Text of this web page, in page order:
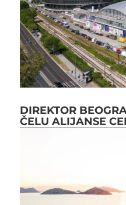
DIREKTOR
ČELU ALIJANSE